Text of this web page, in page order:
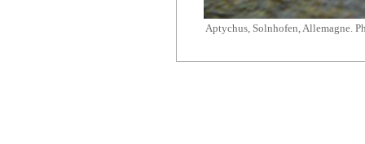
Aptychus, Solnhofen, Allemagne.